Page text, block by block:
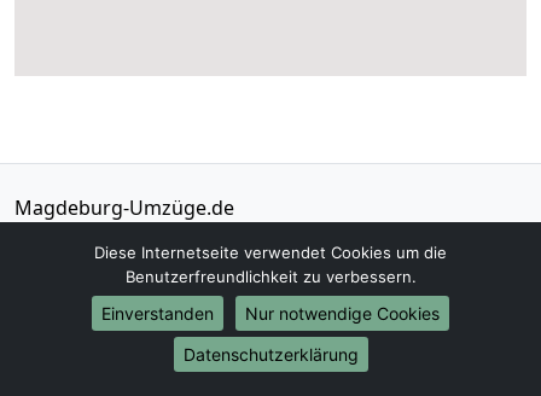
Magdeburg-Umzüge.de
01579-2482331
info@magdeburg-umzuege.de
Diese Internetseite verwendet Cookies um die
Benutzerfreundlichkeit zu verbessern.
Einverstanden
Nur notwendige Cookies
Datenschutzerklärung